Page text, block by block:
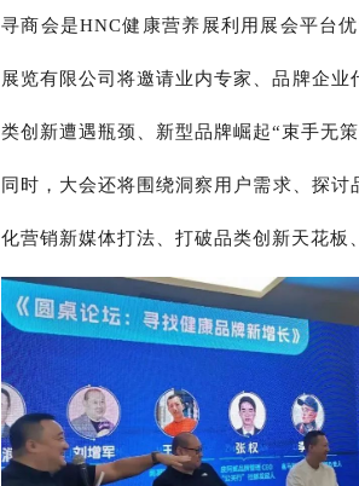
寻商会是HNC健康营养展利用展会平台
展览有限公司将邀请业内专家、品牌企
类创新遭遇瓶颈、新型品牌崛起“束手无策
同时，大会还将围绕洞察用户需求、探
化营销新媒体打法、打破品类创新天花